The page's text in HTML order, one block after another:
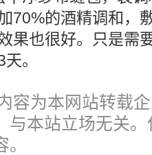
70%的酒精调和，
果也很好。只是需
。
容为本网站转载
与本站立场无关